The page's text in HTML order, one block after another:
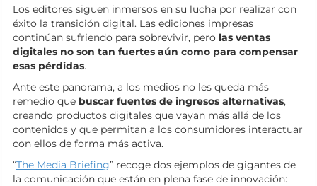
Los editores siguen inmersos en su lucha por realizar con
éxito la transición digital. Las ediciones impresas
continúan sufriendo para sobrevivir, pero las ventas
digitales no son tan fuertes aún como para compensar
esas pérdidas.
Ante este panorama, a los medios no les queda más
remedio que buscar fuentes de ingresos alternativas,
creando productos digitales que vayan más allá de los
contenidos y que permitan a los consumidores interactuar
con ellos de forma más activa.
“The Media Briefing” recoge dos ejemplos de gigantes de
la comunicación que están en plena fase de innovación: